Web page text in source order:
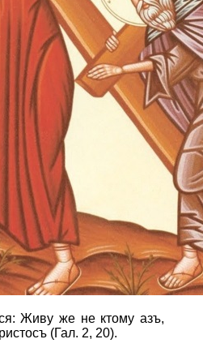
Живу же не ктому азъ,
(Гал. 2, 20).